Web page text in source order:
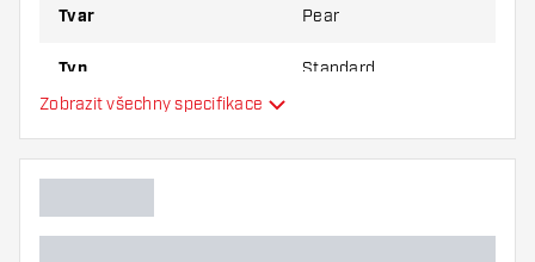
Tvar Pear
Typ Standard
Hlavní barva
Zobrazit všechny specifikace